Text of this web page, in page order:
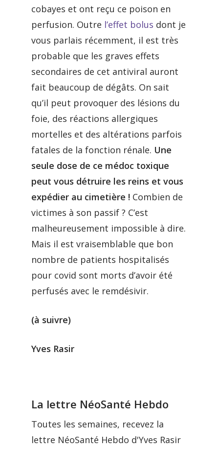
cobayes et ont reçu ce poison en
perfusion. Outre l’effet bolus dont je
vous parlais récemment, il est très
probable que les graves effets
secondaires de cet antiviral auront
fait beaucoup de dégâts. On sait
qu’il peut provoquer des lésions du
foie, des réactions allergiques
mortelles et des altérations parfois
fatales de la fonction rénale. Une
seule dose de ce médoc toxique
peut vous détruire les reins et vous
expédier au cimetière ! Combien de
victimes à son passif ? C’est
malheureusement impossible à dire.
Mais il est vraisemblable que bon
nombre de patients hospitalisés
pour covid sont morts d’avoir été
perfusés avec le remdésivir.
(à suivre)
Yves Rasir
La lettre NéoSanté Hebdo
Toutes les semaines, recevez la
lettre NéoSanté Hebdo d'Yves Rasir